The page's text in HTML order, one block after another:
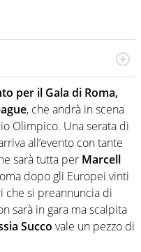
hanno segreti: basket,
innata di trovare la notizia
per il Gala di Roma,
, che andrà in scena
Olimpico. Una serata di
all’evento con tante
sarà tutta per Marcell
dopo gli Europei vinti
che si preannuncia di
sarà in gara ma scalpita
Succo vale un pezzo di